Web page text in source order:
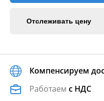
Отслеживать цену
Компенсируем
Работаем с НДС